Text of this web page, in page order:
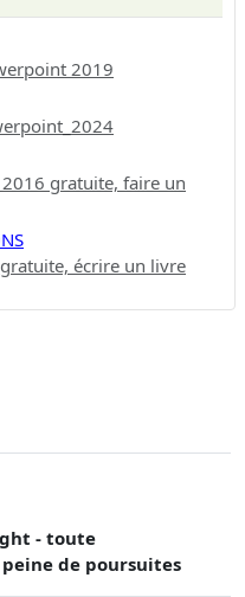
2019
gratuite, faire un
écrire un livre
- toute
de poursuites